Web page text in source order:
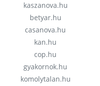
kaszanova.hu
betyar.hu
casanova.hu
kan.hu
cop.hu
gyakornok.hu
komolytalan.hu